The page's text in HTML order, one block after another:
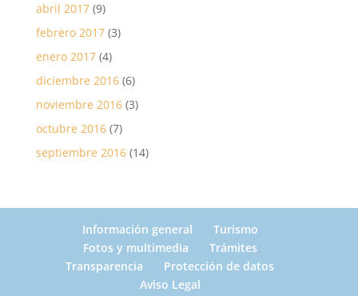
abril 2017(9)
febrero 2017(3)
enero 2017(4)
diciembre 2016(6)
noviembre 2016(3)
octubre 2016(7)
septiembre 2016(14)
Información general
Turismo
Fotos y multimedia
Trámites
Transparencia
Protección de datos
Aviso Legal